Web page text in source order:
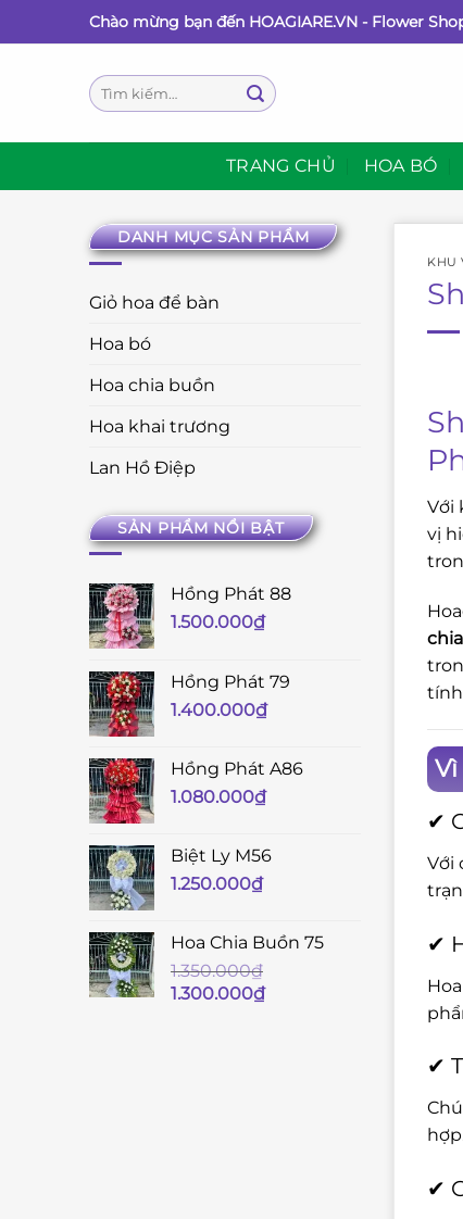
qua
Chào mừng bạn đến HOAGIARE.VN - Flower
Tìm
kiếm:
TRANG CHỦ HOA BÓ
DANH MỤC SẢN PHẨM
Giỏ hoa để bàn
Hoa bó
Hoa chia buồn
Hoa khai trương
Lan Hồ Điệp
SẢN PHẨM NỔI BẬT
Hồng Phát 88
1.500.000₫
Hồng Phát 79
1.400.000₫
Hồng Phát A86
1.080.000₫
Biệt Ly M56
1.250.000₫
Hoa Chia Buồn 75
1.350.000₫
Giá
1.300.000₫Giá
KHU
Với
vị
✔
Với
✔
✔
✔